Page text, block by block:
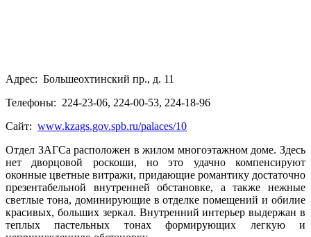
Адрес: Большеохтинский пр., д. 11
Телефоны: 224-23-06, 224-00-53, 224-18-96
Сайт: www.kzags.gov.spb.ru/palaces/10
Отдел ЗАГСа расположен в жилом многоэтажном доме. Здесь
нет дворцовой роскоши, но это удачно компенсируют
оконные цветные витражи, придающие романтику достаточно
презентабельной внутренней обстановке, а также нежные
светлые тона, доминирующие в отделке помещений и обилие
красивых, больших зеркал. Внутренний интерьер выдержан в
теплых пастельных тонах формирующих легкую и